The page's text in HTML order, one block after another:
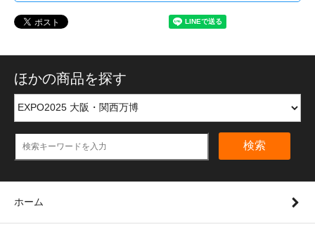
ほかの商品を探す
検索
ホーム